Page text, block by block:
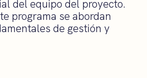
del equipo del proyecto.
programa se abordan
de gestión y